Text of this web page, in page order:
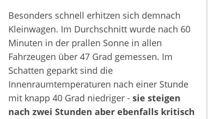
Besonders schnell erhitzen sich demnach
Kleinwagen. Im Durchschnitt wurde nach 60
Minuten in der prallen Sonne in allen
Fahrzeugen über 47 Grad gemessen. Im
Schatten geparkt sind die
Innenraumtemperaturen nach einer Stunde
mit knapp 40 Grad niedriger - sie steigen
nach zwei Stunden aber ebenfalls kritisch